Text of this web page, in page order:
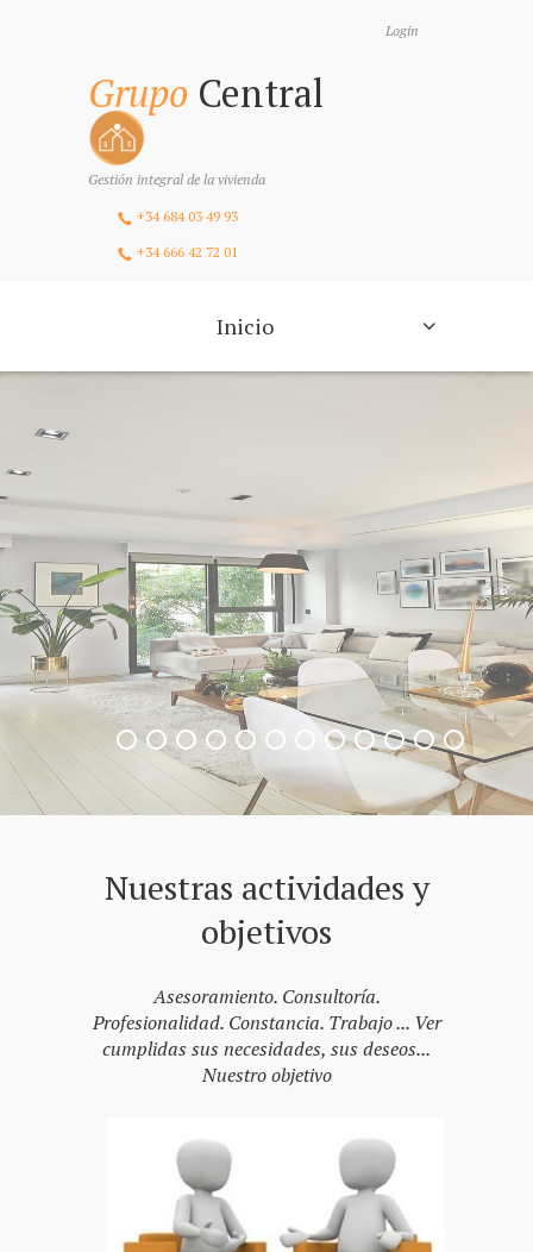
Login
Grupo Central
Gestión integral de la vivienda
+34 684 03 49 93
+34 666 42 72 01
Inicio
Nuestras actividades y
objetivos
Asesoramiento. Consultoría.
Profesionalidad. Constancia. Trabajo ... Ver
cumplidas sus necesidades, sus deseos...
Nuestro objetivo